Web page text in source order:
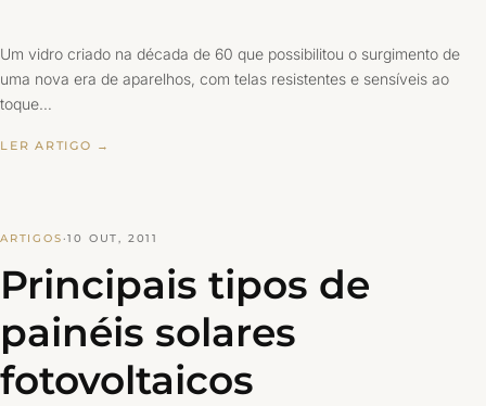
Um vidro criado na década de 60 que possibilitou o surgimento de
uma nova era de aparelhos, com telas resistentes e sensíveis ao
toque…
LER ARTIGO →
ARTIGOS·10 OUT, 2011
Principais tipos de
painéis solares
fotovoltaicos